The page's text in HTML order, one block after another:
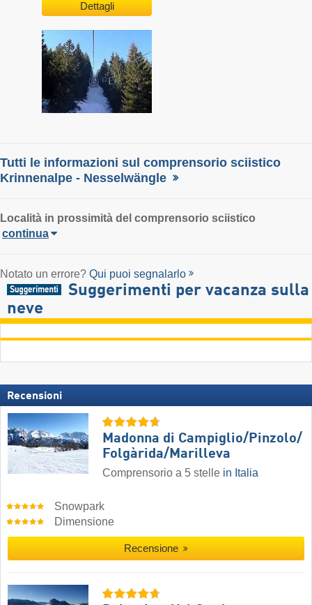
Dettagli
Tutti le informazioni sul comprensorio sciistico
Krinnenalpe - Nesselwängle
Località in prossimità del comprensorio sciistico
continua
Notato un errore? Qui puoi segnalarlo
Suggerimenti per vacanza sulla
neve
Recensioni
Madonna di Campiglio/​Pinzolo/​
Folgàrida/​Marilleva
Comprensorio a 5 stelle in Italia
Snowpark
Dimensione
Recensione